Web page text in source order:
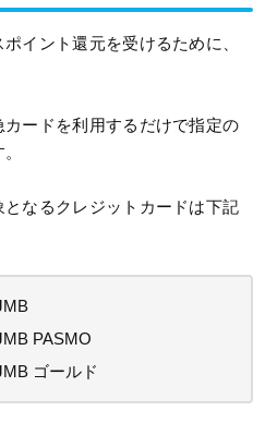
イント還元を受けるために、
ードを利用するだけで指定の
なるクレジットカードは下記
PASMO
ゴールド